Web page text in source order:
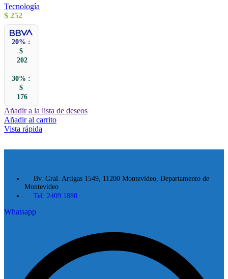
Tecnología
$ 252
20% :
$
202
30% :
$
176
Añadir a la lista de deseos
Añadir al carrito
Vista rápida
Bv. Gral. Artigas 1549, 11200 Montevideo, Departamento de
Montevideo
Tel: 2409 1880
Whatsapp